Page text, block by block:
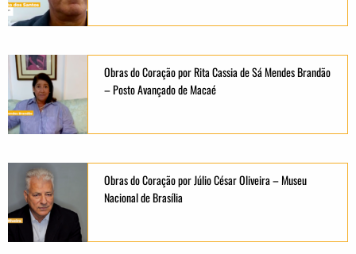
Obras do Coração por Rita Cassia de Sá Mendes Brandão
– Posto Avançado de Macaé
Obras do Coração por Júlio César Oliveira – Museu
Nacional de Brasília